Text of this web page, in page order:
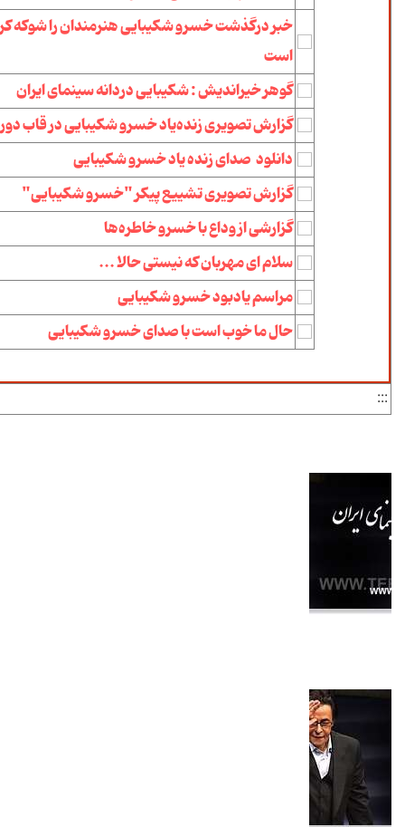
خبر درگذشت خسرو شکیبایی هنرمندان را شوکه
است
گوهر خیراندیش : شکیبایی دردانه سینمای ایران
گزارش تصویری زنده‌یاد خسرو شکیبایی در قاب
دانلود صدای زنده یاد خسرو شکیبایی
گزارش تصویری تشییع پیکر "خسرو شکیبایی"
گزارشی از وداع با خسرو خاطره‌ها
سلام ای مهربان كه نیستی حالا ...
مراسم یادبود خسرو شكیبایی
حال ما خوب است با صدای خسرو شکیبایی
:::